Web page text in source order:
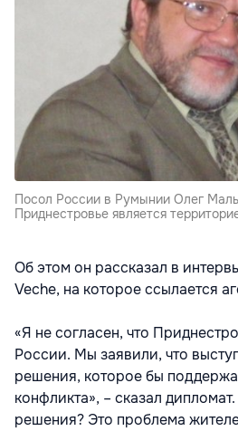
Посол России в Румынии Олег
Приднестровье является
Об этом он рассказал в
Veche, на которое ссылается
«Я не согласен, что
России. Мы заявили, что
решения, которое бы
конфликта», – сказал
решения? Это проблема